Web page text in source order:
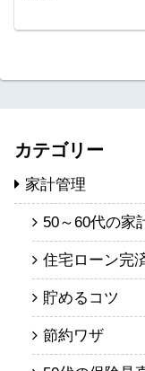
カテゴリー
家計管理
50～60代の家
住宅ローン完
貯めるコツ
節約ワザ